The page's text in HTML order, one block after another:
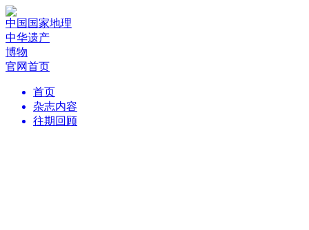
中国国家地理
中华遗产
博物
官网首页
首页
杂志内容
往期回顾